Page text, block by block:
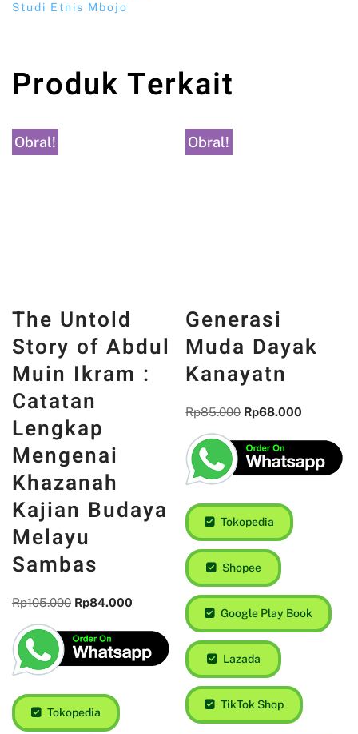
Studi Etnis Mbojo
Produk Terkait
Obral!
The Untold
Story of Abdul
Muin Ikram :
Catatan
Lengkap
Mengenai
Khazanah
Kajian Budaya
Melayu
Sambas
Rp105.000 Rp84.000
Tokopedia
Obral!
Generasi
Muda Dayak
Kanayatn
Rp85.000 Rp68.000
Tokopedia
Shopee
Google Play Book
Lazada
TikTok Shop